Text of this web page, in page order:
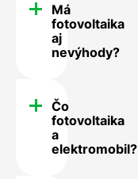
Má
fotovoltaika
aj
nevýhody?
Čo
fotovoltaika
a
elektromobil?